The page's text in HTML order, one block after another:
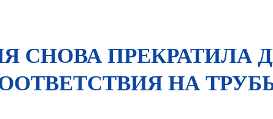
СНОВА ПРЕКРАТИЛА
НА